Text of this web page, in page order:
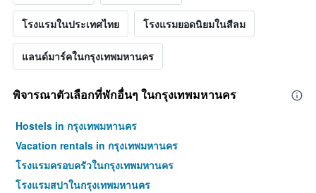
โรงแรมในประเทศไทย โรงแรมยอดนิยมในสีลม
แลนด์มาร์คในกรุงเทพมหานคร
พิจารณาตัวเลือกที่พักอื่นๆ ในกรุงเทพมหานคร
Hostels in กรุงเทพมหานคร
Vacation rentals in กรุงเทพมหานคร
โรงแรมครอบครัวในกรุงเทพมหานคร
โรงแรมสปาในกรุงเทพมหานคร